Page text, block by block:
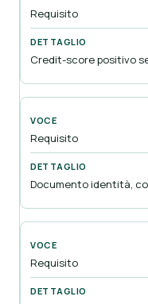
Requisito
Credit-score positivo
Requisito
Documento identità,
Requisito